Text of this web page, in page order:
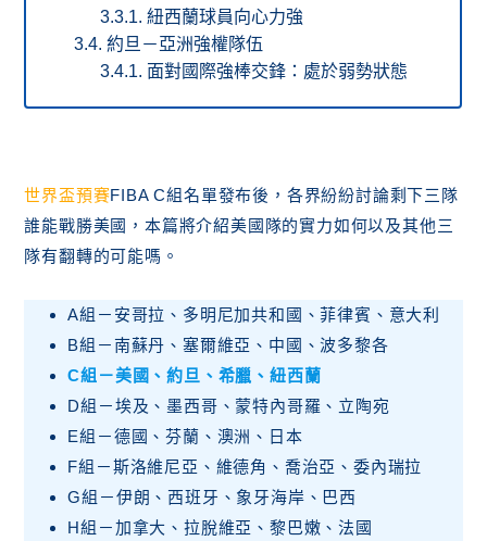
紐西蘭球員向心力強
約旦－亞洲強權隊伍
面對國際強棒交鋒：處於弱勢狀態
世界盃預賽FIBA C組名單發布後，各界紛紛討論剩下三隊
誰能戰勝美國，本篇將介紹美國隊的實力如何以及其他三
隊有翻轉的可能嗎。
A組－安哥拉、多明尼加共和國、菲律賓、意大利
B組－南蘇丹、塞爾維亞、中國、波多黎各
C組－美國、約旦、希臘、紐西蘭
D組－埃及、墨西哥、蒙特內哥羅、立陶宛
E組－德國、芬蘭、澳洲、日本
F組－斯洛維尼亞、維德角、喬治亞、委內瑞拉
G組－伊朗、西班牙、象牙海岸、巴西
H組－加拿大、拉脫維亞、黎巴嫩、法國